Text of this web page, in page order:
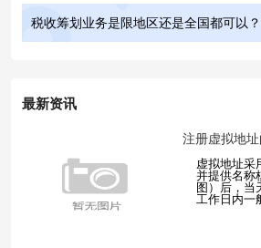
税收筹划业务是限地区还是全国都可以？
最新资讯
注册虚拟地
虚拟地址采
并提供名称
图）后，当
工作日内一